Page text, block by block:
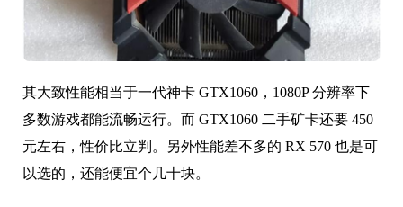
其大致性能相当于一代神卡 GTX1060，1080P 分辨率下
多数游戏都能流畅运行。而 GTX1060 二手矿卡还要 450
元左右，性价比立判。另外性能差不多的 RX 570 也是可
以选的，还能便宜个几十块。